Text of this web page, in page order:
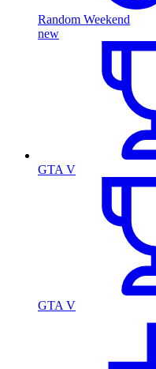
Random Weekend
new
GTA V
GTA V